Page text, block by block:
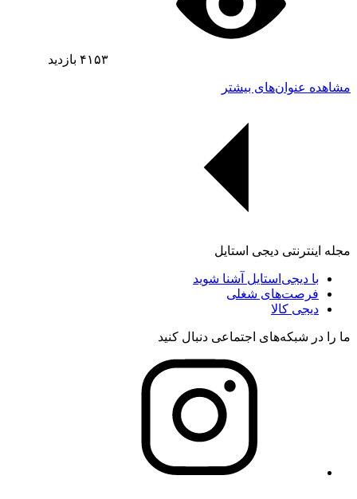
۴۱۵۳ بازدید
مشاهده عنوان‌های بیشتر
مجله اینترنتی دیجی استایل
با دیجی‌استایل آشنا شوید
فرصت‌های شغلی
دیجی کالا
ما را در شبکه‌های اجتماعی دنبال کنید